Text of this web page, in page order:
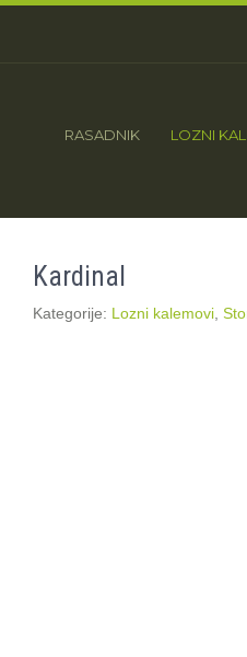
RASADNIK LOZNI
Kardinal
Kategorije: Lozni kalemovi ,